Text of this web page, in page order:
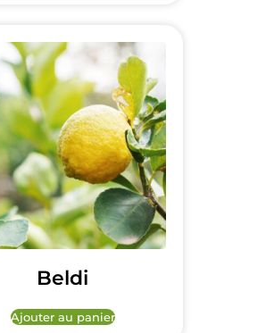
Beldi
Ajouter au panier